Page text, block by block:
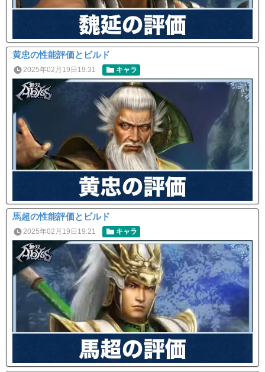
黄忠の性能評価とビルド
2025年02月19日19:31 キャラ
馬超の性能評価とビルド
2025年02月19日19:21 キャラ